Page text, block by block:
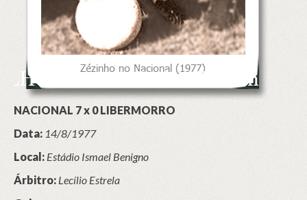
NACIONAL 7 x 0 LIBERMORRO
Data: 14/8/1977
Local: Estádio Ismael Benigno
Árbitro: Lecílio Estrela